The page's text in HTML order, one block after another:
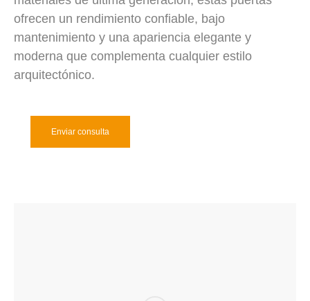
ofrecen un rendimiento confiable, bajo
mantenimiento y una apariencia elegante y
moderna que complementa cualquier estilo
arquitectónico.
Enviar consulta